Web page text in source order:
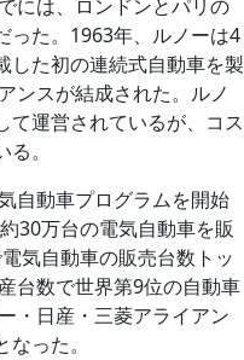
には、ロンドンとパリの
った。1963年、ルノーは4
した初の連続式自動車を製
ンスが結成された。ルノ
て運営されているが、コス
。
自動車プログラムを開始
30万台の電気自動車を販
気自動車の販売台数トッ
台数で世界第9位の自動車
・日産・三菱アライアン
った。